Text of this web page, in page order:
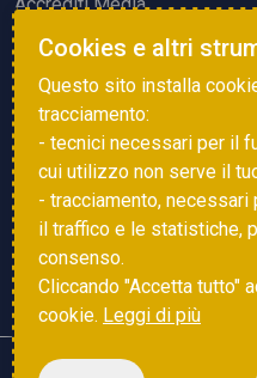
Accrediti Media
ATTIVITÀ ED EVENTI
Squadre di Calcio
Associazione Sammarinese
Vota gol e parata
Copyright © 2025 FSGC. Tutti i
Cookies e altri
Questo sito installa
tracciamento:
- tecnici necessari per il
cui utilizzo non serve il
- tracciamento,
il traffico e le statistiche,
consenso.
Cliccando "Accetta tutto"
cookie. Leggi di più